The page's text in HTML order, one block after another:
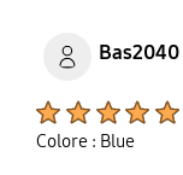
Bas2040
Colore : Blue